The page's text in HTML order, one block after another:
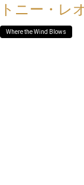
トニー・レ
Where the Wind Blows